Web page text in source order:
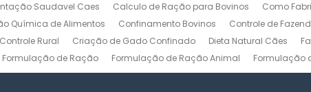
Saudavel Caes Calculo de Ração para Bovinos Como
Química de Alimentos Confinamento Bovinos Controle de
Controle Rural Criação de Gado Confinado Dieta Natural Cães
Formulação de Ração Formulação de Ração Animal
Formulação
de Ração para Aves de Postura Formulação de Ração